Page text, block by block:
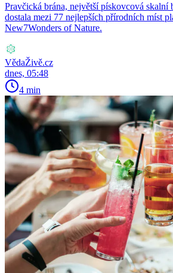
Pravčická brána, největší pískovcová skalní
dostala mezi 77 nejlepších přírodních míst
New7Wonders of Nature.
VědaŽivě.cz
dnes, 05:48
4 min